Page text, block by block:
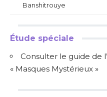
Banshitrouye
Étude spéciale
Consulter le guide de
« Masques Mystérieux »